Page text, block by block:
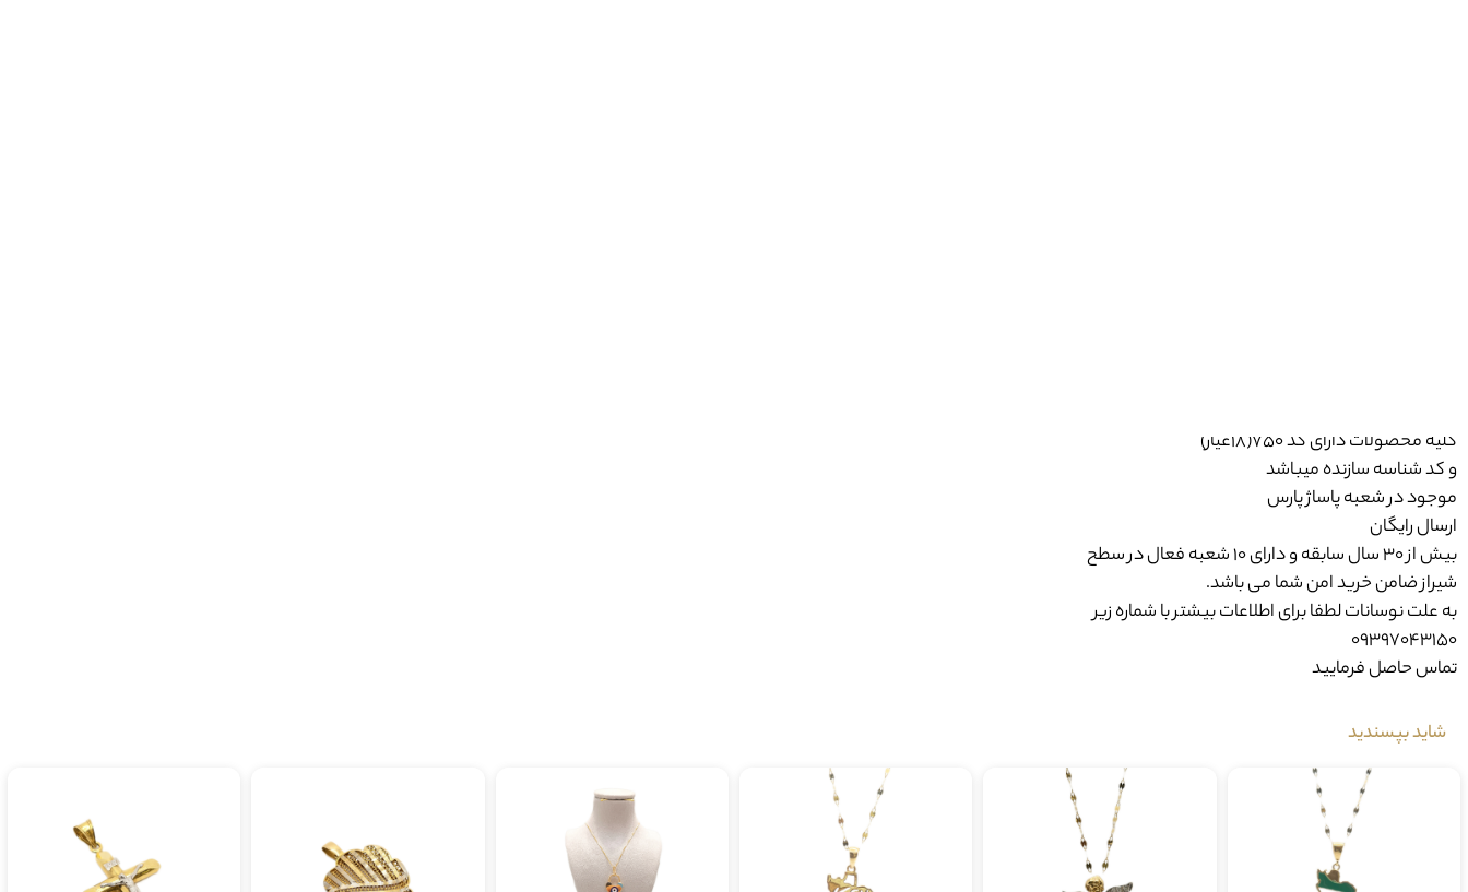
کلیه محصولات دارای کد 750(18عیار)
و کد شناسه سازنده میباشد
موجود در شعبه پاساژ پارس
ارسال رایگان
بیش از 30 سال سابقه و دارای 10 شعبه فعال در سطح
شیراز ضامن خرید امن شما می باشد.
به علت نوسانات لطفا برای اطلاعات بیشتر با شماره زیر
09397043150
تماس حاصل فرمایید
شاید بپسندید